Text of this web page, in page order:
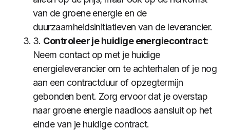
van de groene energie en de
duurzaamheidsinitiatieven van de leverancier.
3. Controleer je huidige energiecontract:
Neem contact op met je huidige
energieleverancier om te achterhalen of je nog
aan een contractduur of opzegtermijn
gebonden bent. Zorg ervoor dat je overstap
naar groene energie naadloos aansluit op het
einde van je huidige contract.